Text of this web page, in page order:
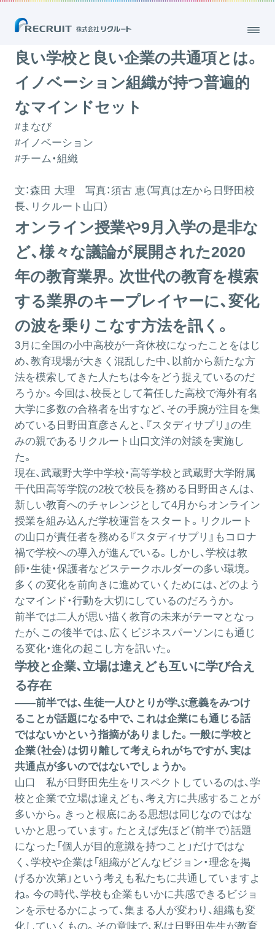
マインドセット
良い学校と良い企業の共通項とは。
イノベーション組織が持つ普遍的
なマインドセット
#まなび
#イノベーション
#チーム・組織
文：森田 大理 写真： 須古 恵（写真は左から日野田校
長、リクルート山口）
オンライン授業や9月入学の是非な
ど、様々な議論が展開された2020
年の教育業界。次世代の教育を模索
する業界のキープレイヤーに、変化
の波を乗りこなす方法を訊く。
3月に全国の小中高校が一斉休校になったことをはじ
め、教育現場が大きく混乱した中、以前から新たな方
法を模索してきた人たちは今をどう捉えているのだ
ろうか。今回は、校長として着任した高校で海外有名
大学に多数の合格者を出すなど、その手腕が注目を集
めている日野田直彦さんと、『スタディサプリ』の生
みの親であるリクルート山口文洋の対談を実施し
た。
現在、武蔵野大学中学校・高等学校と武蔵野大学附属
千代田高等学院の2校で校長を務める日野田さんは、
新しい教育へのチャレンジとして4月からオンライン
授業を組み込んだ学校運営をスタート。リクルート
の山口が責任者を務める『スタディサプリ』もコロナ
禍で学校への導入が進んでいる。しかし、学校は教
師・生徒・保護者などステークホルダーの多い環境。
多くの変化を前向きに進めていくためには、どのよう
なマインド・行動を大切にしているのだろうか。
前半では二人が思い描く教育の未来がテーマとなっ
たが、この後半では、広くビジネスパーソンにも通じ
る変化・進化の起こし方を訊いた。
学校と企業、立場は違えども互いに学び合え
る存在
――前半では、生徒一人ひとりが学ぶ意義をみつけ
ることが話題になる中で、これは企業にも通じる話
ではないかという指摘がありました。一般に学校と
企業（社会）は切り離して考えられがちですが、実は
共通点が多いのではないでしょうか。
山口 私が日野田先生をリスペクトしているのは、学
校と企業で立場は違えども、考え方に共感することが
多いから。きっと根底にある思想は同じなのではな
いかと思っています。たとえば先ほど（前半で）話題
になった「個人が目的意識を持つこと」だけではな
く、学校や企業は「組織がどんなビジョン・理念を掲
げるか次第」という考えも私たちに共通していますよ
ね。今の時代、学校も企業もいかに共感できるビジョ
ンを示せるかによって、集まる人が変わり、組織も変
化していくもの。その意味で、私は日野田先生が教育